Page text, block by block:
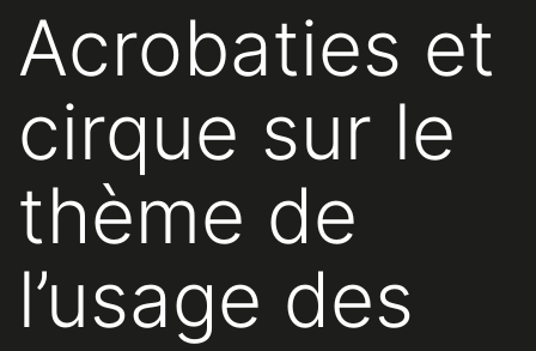
Acrobaties et
cirque sur le
thème de
l’usage des